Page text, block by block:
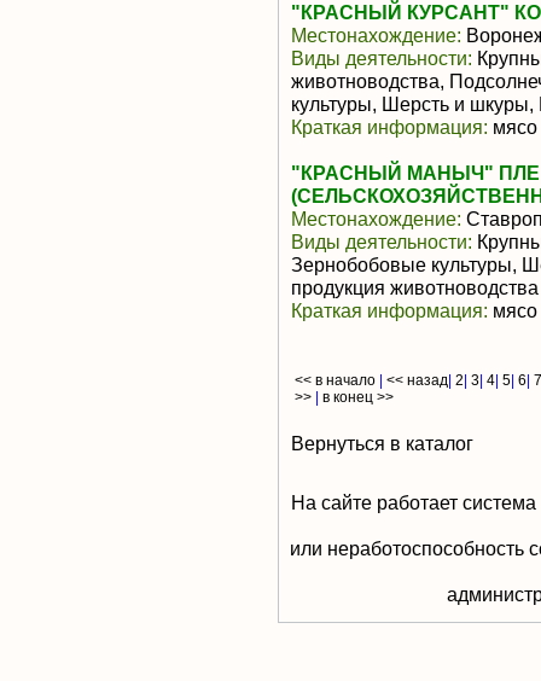
"КРАСНЫЙ КУРСАНТ"
Местонахождение:
Виды деятельности:
животноводства,
культуры, Шерсть и
Краткая информация: мясо
"КРАСНЫЙ МАНЫЧ"
Местонахождение:
Виды деятельности:
Зернобобовые культуры,
продукция животноводства
Краткая информация: мясо
<< в начало << назад 2 3 4 5 6 7
>>
в конец >>
Вернуться в каталог
На сайте работает
или неработоспособность